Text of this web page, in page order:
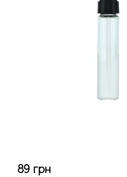
89 грн
Afnan